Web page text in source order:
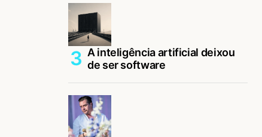
A inteligência artificial deixou
de ser software